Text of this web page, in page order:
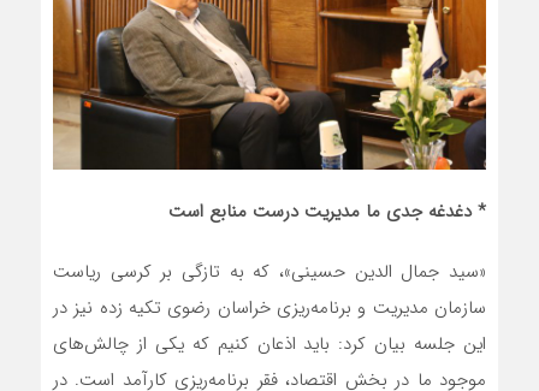
* دغدغه جدی ما مدیریت درست منابع است
«سید جمال الدین حسینی»، که به تازگی بر کرسی ریاست
سازمان مدیریت و برنامه‌ریزی خراسان رضوی تکیه زده نیز در
این جلسه بیان کرد: باید اذعان کنیم که یکی از چالش‌های
موجود ما در بخش اقتصاد، فقر برنامه‌ریزی کارآمد است. در